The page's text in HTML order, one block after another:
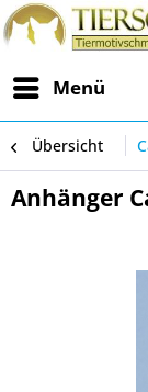
Menü
Übersicht
Anhänger